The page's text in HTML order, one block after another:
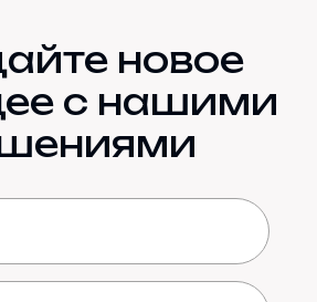
новое
с нашими